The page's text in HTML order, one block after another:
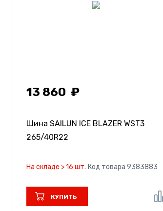
13 860
Шина SAILUN ICE BLAZER WST3
265/40R22
На складе > 16 шт. Код товара 9383883
КУПИТЬ